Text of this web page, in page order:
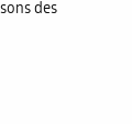
des